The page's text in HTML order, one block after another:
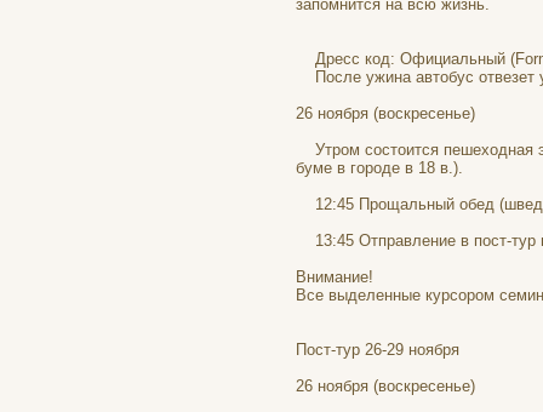
запомнится на всю жизнь.
Дресс код: Официальный
После ужина автобус отвезет
26 ноября (воскресенье)
Утром состоится пешеходная
буме в городе в 18 в.).
12:45 Прощальный обед
13:45 Отправление в пост-
Внимание!
Все выделенные курсором
Пост-тур 26-29 ноября
26 ноября (воскресенье)